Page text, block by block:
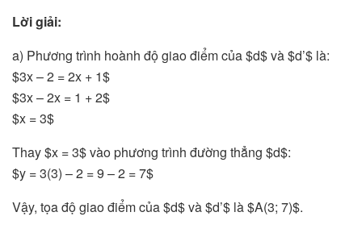
Lời giải:
a) Phương trình hoành độ giao điểm của $d$ và $d’$ là:
$3x – 2 = 2x + 1$
$3x – 2x = 1 + 2$
$x = 3$
Thay $x = 3$ vào phương trình đường thẳng $d$:
$y = 3(3) – 2 = 9 – 2 = 7$
Vậy, tọa độ giao điểm của $d$ và $d’$ là $A(3; 7)$.